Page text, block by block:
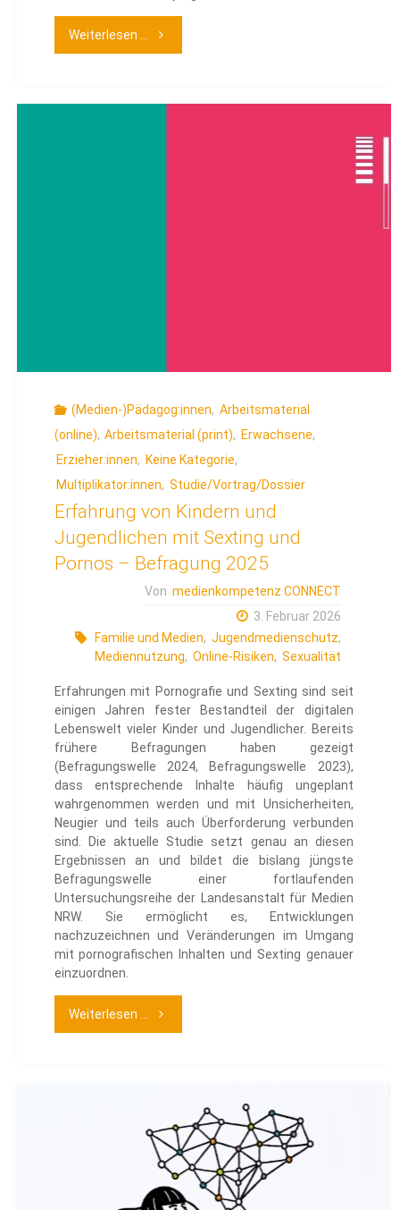
Weiterlesen ... "Das
(Medien-)Pädagog:innen, Arbeitsmaterial
(online), Arbeitsmaterial (print), Erwachsene,
Erzieher:innen, Keine Kategorie,
Multiplikator:innen, Studie/Vortrag/Dossier
Erfahrung von Kindern und
Jugendlichen mit Sexting und
Pornos – Befragung 2025
Von medienkompetenz CONNECT
3. Februar 2026
Familie und Medien, Jugendmedienschutz,
Mediennutzung, Online-Risiken, Sexualität
Erfahrungen mit Pornografie und Sexting sind seit
einigen Jahren fester Bestandteil der digitalen
Lebenswelt vieler Kinder und Jugendlicher. Bereits
frühere Befragungen haben gezeigt
(Befragungswelle 2024, Befragungswelle 2023),
dass entsprechende Inhalte häufig ungeplant
wahrgenommen werden und mit Unsicherheiten,
Neugier und teils auch Überforderung verbunden
sind. Die aktuelle Studie setzt genau an diesen
Ergebnissen an und bildet die bislang jüngste
Befragungswelle einer fortlaufenden
Untersuchungsreihe der Landesanstalt für Medien
NRW. Sie ermöglicht es, Entwicklungen
nachzuzeichnen und Veränderungen im Umgang
mit pornografischen Inhalten und Sexting genauer
einzuordnen.
Weiterlesen ... "Erfahrung
und
Jugendlichen
mit